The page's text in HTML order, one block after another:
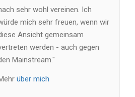
sehr wohl vereinen. Ich
mich sehr freuen, wenn wir
Ansicht gemeinsam
werden - auch gegen
Mainstream."
über mich